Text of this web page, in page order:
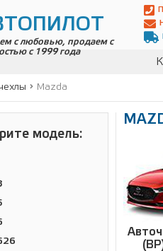
с любовью, продаем с
с 1999 года
Mazda
модель: